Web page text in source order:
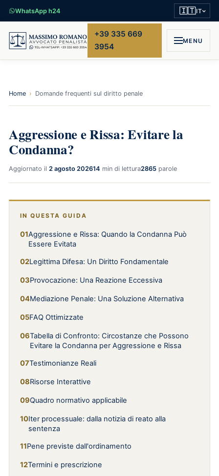
WhatsApp h24 🇮🇹IT
+39 335 669
3954
MENU
Home › Domande frequenti sul diritto penale
Aggressione e Rissa: Evitare la
Condanna?
Aggiornato il 2 agosto 202614 min di lettura2865 parole
IN QUESTA GUIDA
Aggressione e Rissa: Quando la Condanna Può
Essere Evitata
Legittima Difesa: Un Diritto Fondamentale
Provocazione: Una Reazione Eccessiva
Mediazione Penale: Una Soluzione Alternativa
FAQ Ottimizzate
Tabella di Confronto: Circostanze che Possono
Evitare la Condanna per Aggressione e Rissa
Testimonianze Reali
Risorse Interattive
Quadro normativo applicabile
Iter processuale: dalla notizia di reato alla
sentenza
Pene previste dall'ordinamento
Termini e prescrizione